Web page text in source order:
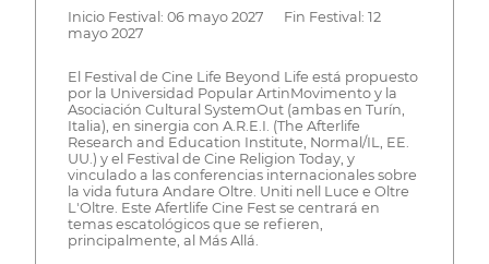
Inicio Festival: 06 mayo 2027 Fin Festival: 12
mayo 2027
El Festival de Cine Life Beyond Life está propuesto
por la Universidad Popular ArtinMovimento y la
Asociación Cultural SystemOut (ambas en Turín,
Italia), en sinergia con A.R.E.I. (The Afterlife
Research and Education Institute, Normal/IL, EE.
UU.) y el Festival de Cine Religion Today, y
vinculado a las conferencias internacionales sobre
la vida futura Andare Oltre. Uniti nell Luce e Oltre
L'Oltre. Este Afertlife Cine Fest se centrará en
temas escatológicos que se refieren,
principalmente, al Más Allá.